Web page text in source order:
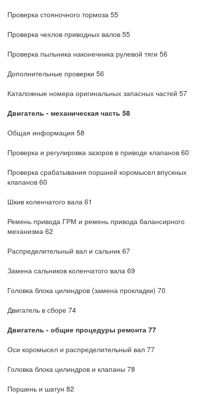
Проверка стояночного тормоза 55
Проверка чехлов приводных валов 55
Проверка пыльника наконечника рулевой тяги 56
Дополнительные проверки 56
Каталожные номера оригинальных запасных частей 57
Двигатель - механическая часть 58
Общая информация 58
Проверка и регулировка зазоров в приводе клапанов 60
Проверка срабатывания поршней коромысел впускных
клапанов 60
Шкив коленчатого вала 61
Ремень привода ГРМ и ремень привода балансирного
механизма 62
Распределительный вал и сальник 67
Замена сальников коленчатого вала 69
Головка блока цилиндров (замена прокладки) 70
Двигатель в сборе 74
Двигатель - общие процедуры ремонта 77
Оси коромысел и распределительный вал 77
Головка блока цилиндров и клапаны 78
Поршень и шатун 82